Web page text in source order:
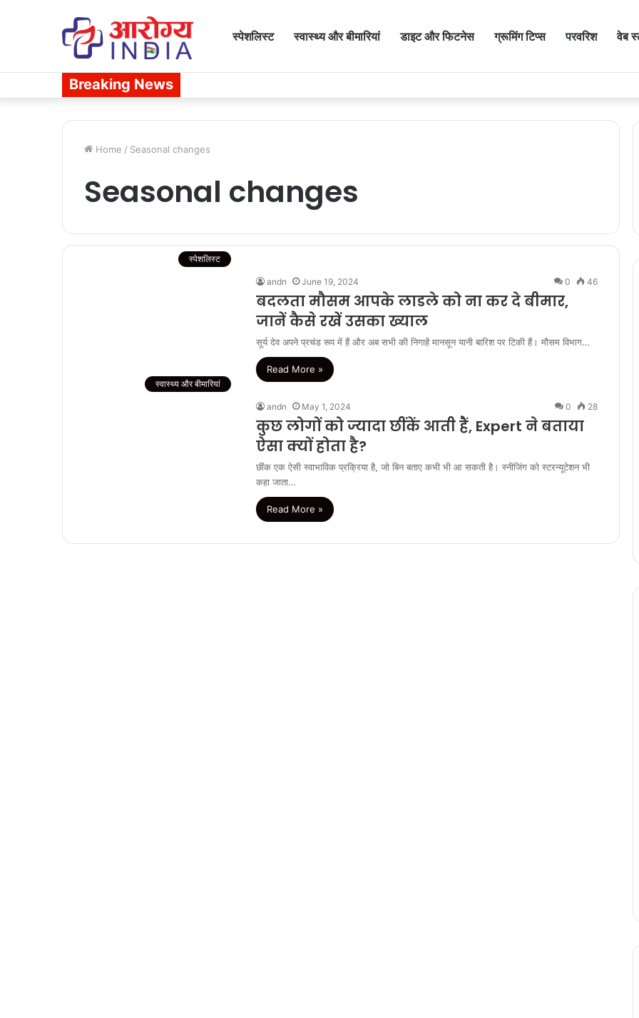
स्पेशलिस्ट स्वास्थ्य और बीमारियां डाइट और फिटनेस ग्रूमिंग टिप्स परवरिश वेब
Breaking News
Home / Seasonal changes
Seasonal changes
स्पेशलिस्ट
andn June 19, 2024 0 46
बदलता मौसम आपके लाडले को ना कर दे बीमार,
जानें कैसे रखें उसका ख्याल
सूर्य देव अपने प्रचंड रूप में हैं और अब सभी की निगाहें मानसून यानी बारिश पर टिकी हैं। मौसम विभाग…
Read More »
स्वास्थ्य और बीमारियां
andn May 1, 2024 0 28
कुछ लोगों को ज्यादा छींकें आती हैं, Expert ने बताया
ऐसा क्यों होता है?
छींक एक ऐसी स्वाभाविक प्रक्रिया है, जो बिन बताए कभी भी आ सकती है। स्नीजिंग को स्टरन्यूटेशन भी
कहा जाता…
Read More »